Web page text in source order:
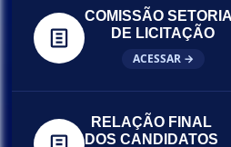
COMISSÃO
DE LICITAÇÃO
ACESSAR →
RELAÇÃO FINAL
DOS CANDIDATOS